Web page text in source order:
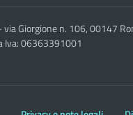
via Giorgione n. 106, 00147
Iva: 06363391001